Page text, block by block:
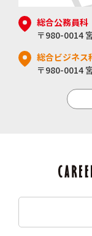
総合公務員科
〒980-0014
総合ビジネス
〒980-0014